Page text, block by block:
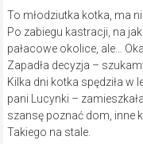
To młodziutka kotka, ma
Po zabiegu kastracji, na
pałacowe okolice, ale…
Zapadła decyzja –
Kilka dni kotka spędziła w
pani Lucynki –
szansę poznać dom, inne
Takiego na stale.